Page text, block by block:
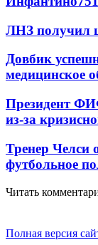
ЛНЗ получил
Довбик
медицинское
Президент
из-за
Тренер Челси
футбольное
Читать
Полная версия